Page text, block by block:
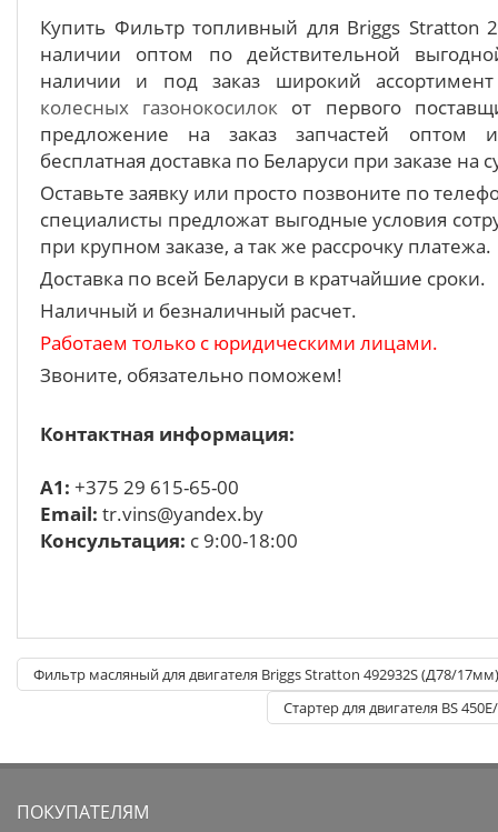
Купить Фильтр топливный для Briggs Stratton
наличии оптом по действительной
наличии и под заказ широкий
колесных газонокосилок от первого
предложение на заказ запчастей оптом
бесплатная доставка по Беларуси при заказе на
Оставьте заявку или просто позвоните по
специалисты предложат выгодные условия
при крупном заказе, а так же рассрочку платежа.
Доставка по всей Беларуси в кратчайшие сроки.
Наличный и безналичный расчет.
Работаем только с юридическими лицами.
Звоните, обязательно поможем!
Контактная информация:
A1: +375 29 615-65-00
Email: tr.vins@yandex.by
Консультация: с 9:00-18:00
Фильтр масляный для двигателя Briggs Stratton 492932S (Д78/17мм)
Стартер для двигателя BS
ПОКУПАТЕЛЯМ